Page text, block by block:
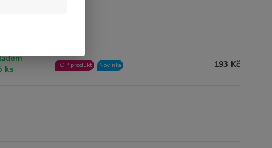
ks
TOP produkt Novinka 193 Kč